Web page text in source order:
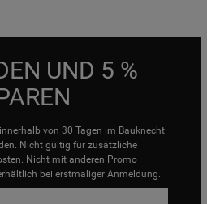
UND 5 %
von 30 Tagen im Bauknecht
Nicht gültig für zusätzliche
Nicht mit anderen Promo
bei erstmaliger Anmeldung.